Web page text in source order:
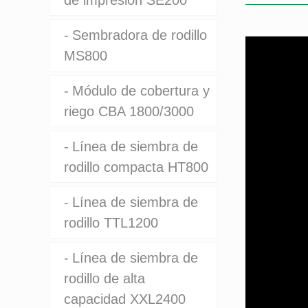
Sembradora de rodillo
MS800
Módulo de cobertura y
riego CBA 1800/3000
Línea de siembra de
rodillo compacta HT800
Línea de siembra de
rodillo TTL1200
Línea de siembra de
rodillo de alta
capacidad XXL2400